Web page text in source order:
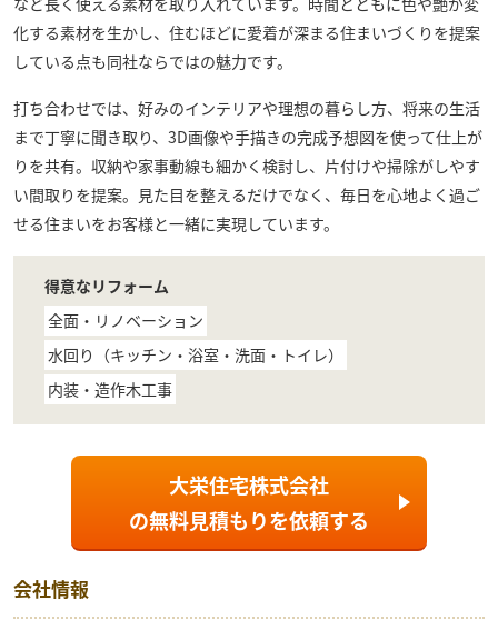
化する素材を生かし、住むほどに愛着が深まる住まいづくりを提案
している点も同社ならではの魅力です。
打ち合わせでは、好みのインテリアや理想の暮らし方、将来の生活
まで丁寧に聞き取り、3D画像や手描きの完成予想図を使って仕上が
りを共有。収納や家事動線も細かく検討し、片付けや掃除がしやす
い間取りを提案。見た目を整えるだけでなく、毎日を心地よく過ご
せる住まいをお客様と一緒に実現しています。
得意なリフォーム
全面・リノベーション
水回り（キッチン・浴室・洗面・トイレ）
内装・造作木工事
大栄住宅株式会社
の無料見積もりを依頼する
会社情報